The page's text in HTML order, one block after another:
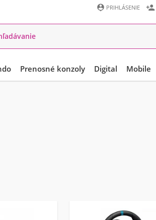

 PRIHLÁSENIE
Prenosné konzoly Digital Mobile